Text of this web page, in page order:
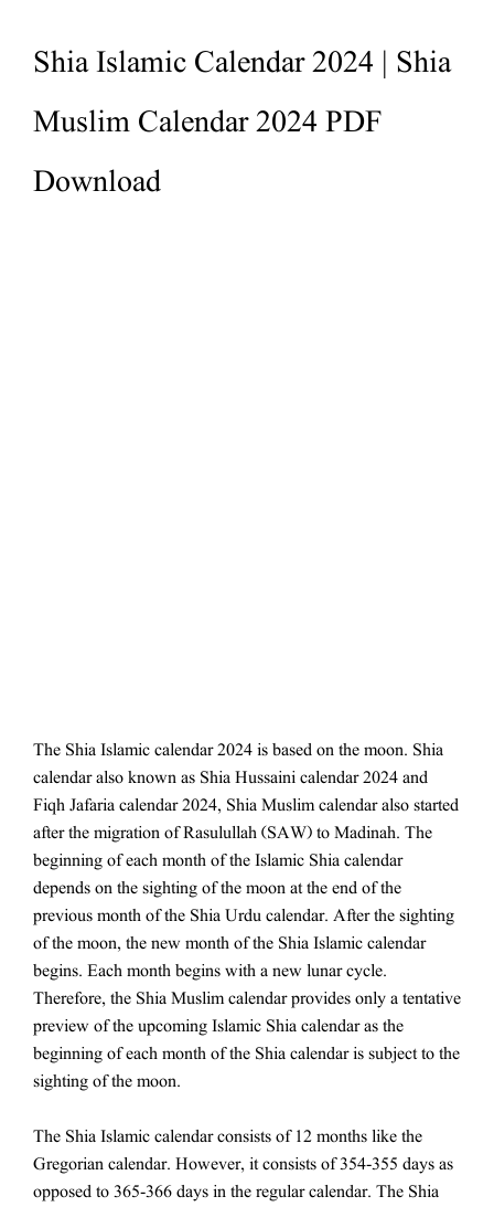
Shia Islamic Calendar 2024 | Shia
Muslim Calendar 2024 PDF
Download
The Shia Islamic calendar 2024 is based on the moon. Shia
calendar also known as Shia Hussaini calendar 2024 and
Fiqh Jafaria calendar 2024, Shia Muslim calendar also started
after the migration of Rasulullah (SAW) to Madinah. The
beginning of each month of the Islamic Shia calendar
depends on the sighting of the moon at the end of the
previous month of the Shia Urdu calendar. After the sighting
of the moon, the new month of the Shia Islamic calendar
begins. Each month begins with a new lunar cycle.
Therefore, the Shia Muslim calendar provides only a tentative
preview of the upcoming Islamic Shia calendar as the
beginning of each month of the Shia calendar is subject to the
sighting of the moon.
The Shia Islamic calendar consists of 12 months like the
Gregorian calendar. However, it consists of 354-355 days as
opposed to 365-366 days in the regular calendar. The Shia